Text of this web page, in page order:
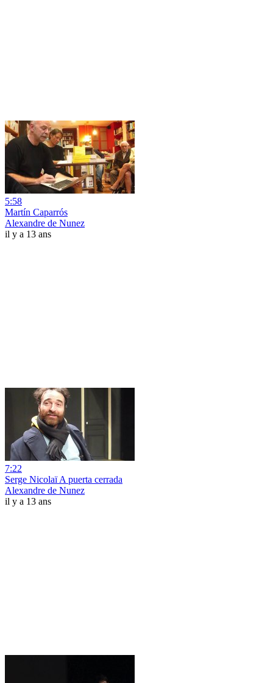
5:58
Martín Caparrós
Alexandre de Nunez
il y a 13 ans
7:22
Serge Nicolaï A puerta cerrada
Alexandre de Nunez
il y a 13 ans